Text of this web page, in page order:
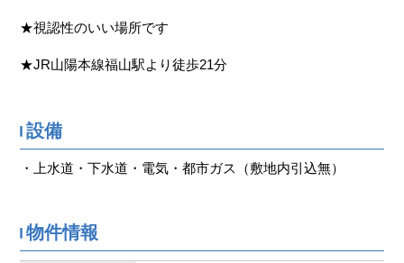
★視認性のいい場所です
★JR山陽本線福山駅より徒歩21分
設備
・上水道・下水道・電気・都市ガス（敷地内引込無）
物件情報